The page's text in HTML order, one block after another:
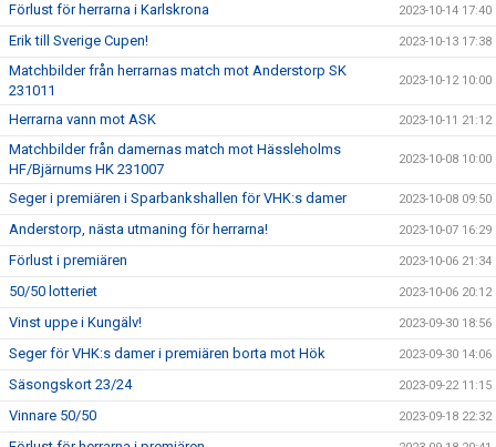
Förlust för herrarna i Karlskrona 2023-10-14 17:40
Erik till Sverige Cupen! 2023-10-13 17:38
Matchbilder från herrarnas match mot Anderstorp SK
231011
2023-10-12 10:00
Herrarna vann mot ASK 2023-10-11 21:12
Matchbilder från damernas match mot Hässleholms
HF/Bjärnums HK 231007
2023-10-08 10:00
Seger i premiären i Sparbankshallen för VHK:s damer 2023-10-08 09:50
Anderstorp, nästa utmaning för herrarna! 2023-10-07 16:29
Förlust i premiären 2023-10-06 21:34
50/50 lotteriet 2023-10-06 20:12
Vinst uppe i Kungälv! 2023-09-30 18:56
Seger för VHK:s damer i premiären borta mot Hök 2023-09-30 14:06
Säsongskort 23/24 2023-09-22 11:15
Vinnare 50/50 2023-09-18 22:32